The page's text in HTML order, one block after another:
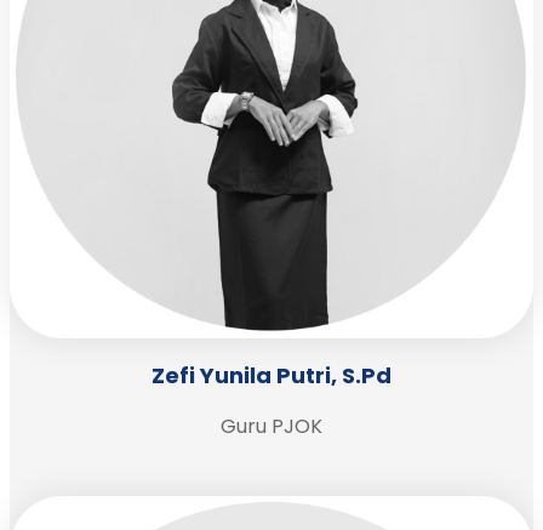
Zefi Yunila Putri, S.Pd
Guru PJOK